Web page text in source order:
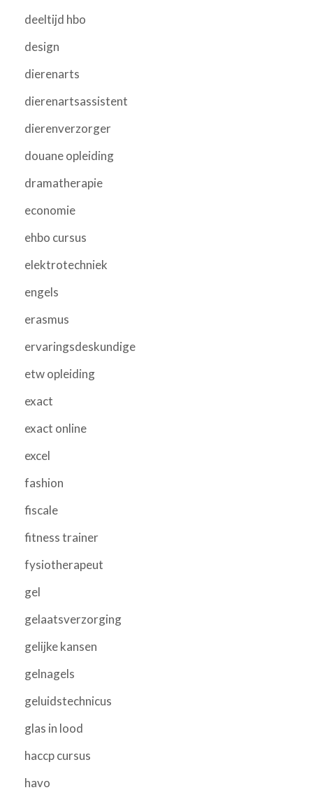
deeltijd hbo
design
dierenarts
dierenartsassistent
dierenverzorger
douane opleiding
dramatherapie
economie
ehbo cursus
elektrotechniek
engels
erasmus
ervaringsdeskundige
etw opleiding
exact
exact online
excel
fashion
fiscale
fitness trainer
fysiotherapeut
gel
gelaatsverzorging
gelijke kansen
gelnagels
geluidstechnicus
glas in lood
haccp cursus
havo